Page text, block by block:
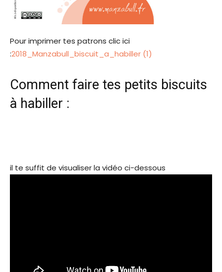
Pour imprimer tes patrons clic ici
:2018_Manzabull_biscuit_a_habiller (1)
Comment faire tes petits biscuits
à habiller :
il te suffit de visualiser la vidéo ci-dessous